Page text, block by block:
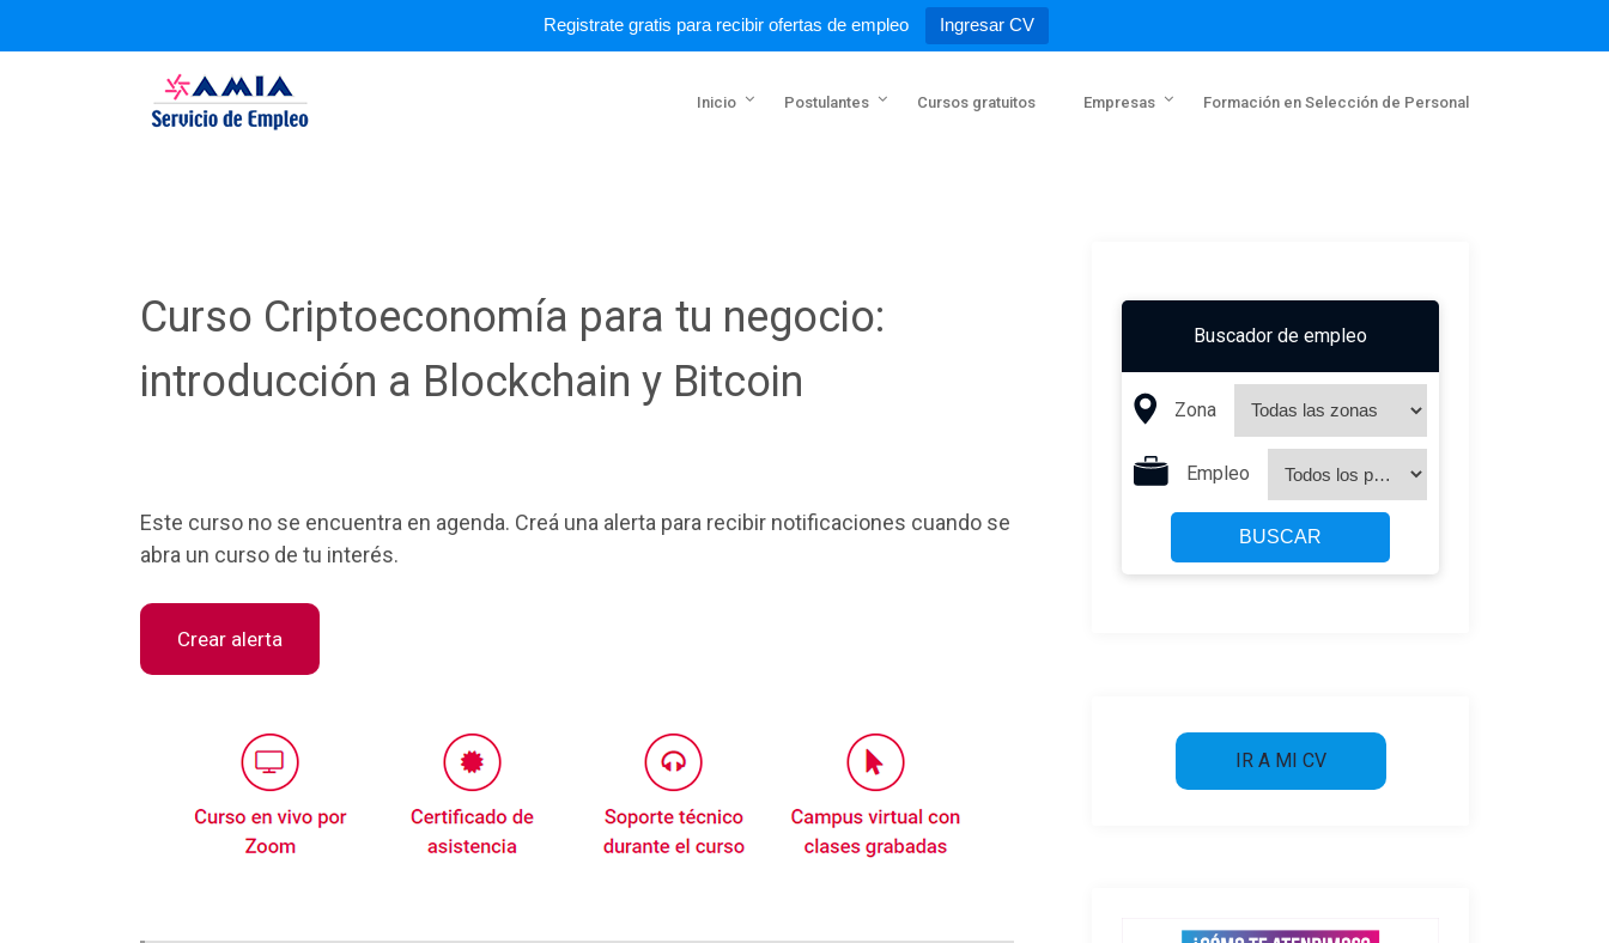
Registrate gratis para recibir ofertas de empleo Ingresar CV
Inicio Postulantes Cursos gratuitos Empresas Formación en Selección de Personal
Curso Criptoeconomía para tu negocio:
introducción a Blockchain y Bitcoin
Este curso no se encuentra en agenda. Creá una alerta para recibir notificaciones cuando se
abra un curso de tu interés.
Crear alerta
Buscador de empleo
Zona
Empleo
BUSCAR
IR A MI CV